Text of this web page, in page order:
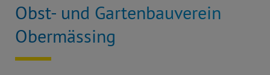
Obst- und Gartenbauverein
Obermässing